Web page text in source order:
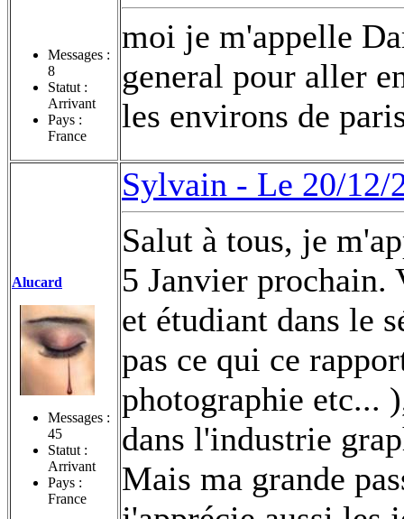
Messages :
8
Statut :
Arrivant
Pays :
France
moi je m'appelle
general pour aller
les environs de
Alucard
Messages :
45
Statut :
Arrivant
Pays :
France
Sylvain - Le 20/12/
Salut à tous, je
5 Janvier prochain.
et étudiant dans le
pas ce qui ce
photographie etc...
dans l'industrie
Mais ma grande